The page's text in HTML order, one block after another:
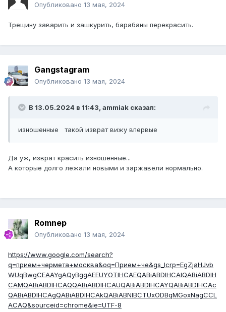
Опубликовано 13 мая, 2024
Трещину заварить и зашкурить, барабаны перекрасить.
Gangstagram
Опубликовано 13 мая, 2024
В 13.05.2024 в 11:43, ammiak сказал:
изношенные такой изврат вижу впервые
Да уж, изврат красить изношенные...
А которые долго лежали новыми и заржавели нормально.
Romnep
Опубликовано 13 мая, 2024
https://www.google.com/search?
q=прием+чермета+москва&oq=Прием+че&gs_lcrp=EgZjaHJvb
WUqBwgCEAAYgAQyBggAEEUYOTIHCAEQABiABDIHCAIQABiABDIH
CAMQABiABDIHCAQQABiABDIHCAUQABiABDIHCAYQABiABDIHCAc
QABiABDIHCAgQABiABDIHCAkQABiABNIBCTUxODBqMGoxNagCCL
ACAQ&sourceid=chrome&ie=UTF-8